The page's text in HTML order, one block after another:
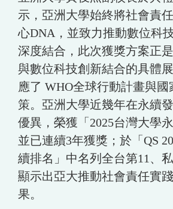
示，亞洲大學始終將社會責
心DNA，並致力推動數位科
深度結合，此次獲獎方案正
與數位科技創新結合的具體
應了 WHO全球行動計畫與
策。亞洲大學近幾年在永續
優異，榮獲「2025台灣大學
並已連續3年獲獎；於「QS
續排名」中名列全台第11、
顯示出亞大推動社會責任實
果。